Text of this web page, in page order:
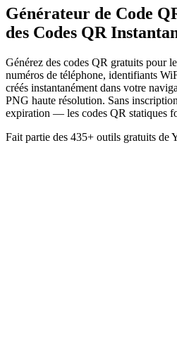
Générateur de Code
des Codes QR
Générez des codes QR gratuits pour
numéros de téléphone, identifiants
créés instantanément dans votre
PNG haute résolution. Sans
expiration — les codes QR statiques
Fait partie des 435+ outils gratuits de